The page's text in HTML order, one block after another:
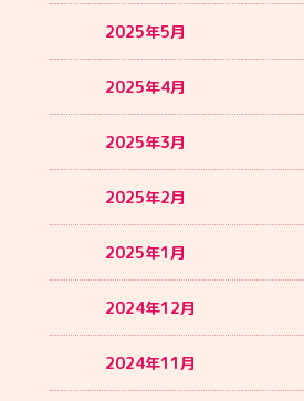
2025年5月
2025年4月
2025年3月
2025年2月
2025年1月
2024年12月
2024年11月